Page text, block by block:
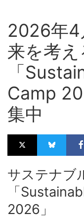
2026年4
来を考
「
Camp
集中
サステナブ
「
2026」